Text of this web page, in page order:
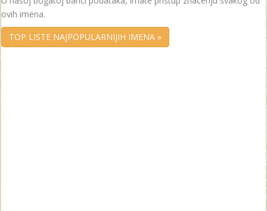
ovih imena.
TOP LISTE NAJPOPULARNIJIH IMENA »